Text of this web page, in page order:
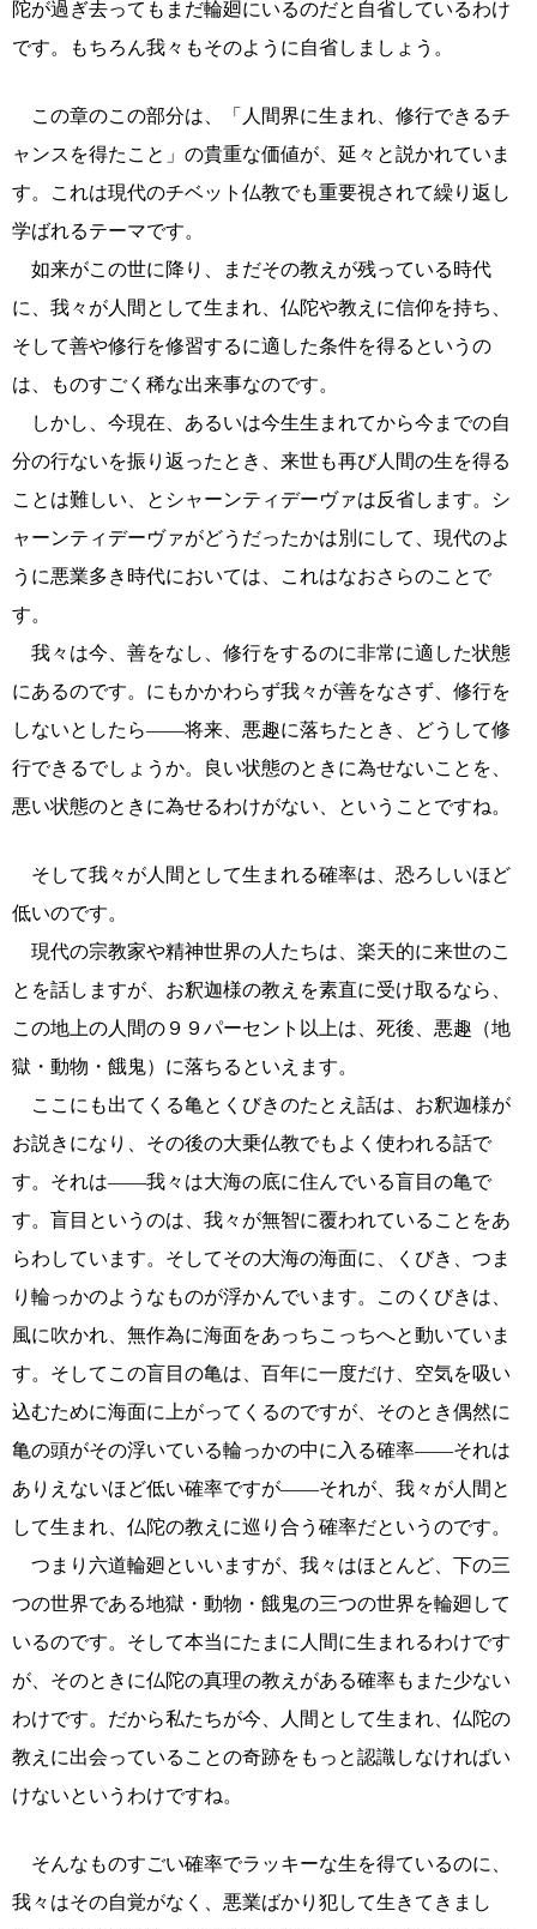
陀が過ぎ去ってもまだ輪廻にいるのだと自省しているわけ
です。もちろん我々もそのように自省しましょう。
この章のこの部分は、「人間界に生まれ、修行できるチ
ャンスを得たこと」の貴重な価値が、延々と説かれていま
す。これは現代のチベット仏教でも重要視されて繰り返し
学ばれるテーマです。
如来がこの世に降り、まだその教えが残っている時代
に、我々が人間として生まれ、仏陀や教えに信仰を持ち、
そして善や修行を修習するに適した条件を得るというの
は、ものすごく稀な出来事なのです。
しかし、今現在、あるいは今生生まれてから今までの自
分の行ないを振り返ったとき、来世も再び人間の生を得る
ことは難しい、とシャーンティデーヴァは反省します。シ
ャーンティデーヴァがどうだったかは別にして、現代のよ
うに悪業多き時代においては、これはなおさらのことで
す。
我々は今、善をなし、修行をするのに非常に適した状態
にあるのです。にもかかわらず我々が善をなさず、修行を
しないとしたら――将来、悪趣に落ちたとき、どうして修
行できるでしょうか。良い状態のときに為せないことを、
悪い状態のときに為せるわけがない、ということですね。
そして我々が人間として生まれる確率は、恐ろしいほど
低いのです。
現代の宗教家や精神世界の人たちは、楽天的に来世のこ
とを話しますが、お釈迦様の教えを素直に受け取るなら、
この地上の人間の９９パーセント以上は、死後、悪趣（地
獄・動物・餓鬼）に落ちるといえます。
ここにも出てくる亀とくびきのたとえ話は、お釈迦様が
お説きになり、その後の大乗仏教でもよく使われる話で
す。それは――我々は大海の底に住んでいる盲目の亀で
す。盲目というのは、我々が無智に覆われていることをあ
らわしています。そしてその大海の海面に、くびき、つま
り輪っかのようなものが浮かんでいます。このくびきは、
風に吹かれ、無作為に海面をあっちこっちへと動いていま
す。そしてこの盲目の亀は、百年に一度だけ、空気を吸い
込むために海面に上がってくるのですが、そのとき偶然に
亀の頭がその浮いている輪っかの中に入る確率――それは
ありえないほど低い確率ですが――それが、我々が人間と
して生まれ、仏陀の教えに巡り合う確率だというのです。
つまり六道輪廻といいますが、我々はほとんど、下の三
つの世界である地獄・動物・餓鬼の三つの世界を輪廻して
いるのです。そして本当にたまに人間に生まれるわけです
が、そのときに仏陀の真理の教えがある確率もまた少ない
わけです。だから私たちが今、人間として生まれ、仏陀の
教えに出会っていることの奇跡をもっと認識しなければい
けないというわけですね。
そんなものすごい確率でラッキーな生を得ているのに、
我々はその自覚がなく、悪業ばかり犯して生きてきまし